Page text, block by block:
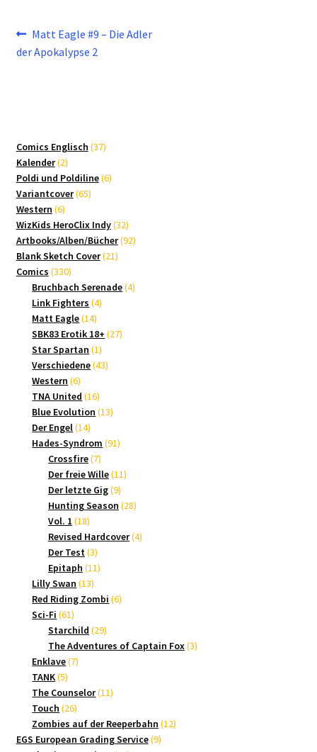
Beitragsnavigation
Vorheriger
Beitrag:
Matt Eagle #9 – Die Adler
der Apokalypse 2
Comics Englisch 3737
Kalender 22
Produkte
Poldi und Poldiline 66
Variantcover 6565
Western 66
Produkte
WizKids HeroClix Indy 3232
Produkte
Artbooks/Alben/Bücher 9292
Blank Sketch Cover 2121
Comics 330330
Produkte
Bruchbach Serenade 44
Link Fighters 44
Matt Eagle 1414
Produkte
SBK83 Erotik 18+ 2727
Star Spartan 11
Produkt
Verschiedene 4343
Western 66
Produkte
TNA United 1616
Produkte
Blue Evolution 1313
Der Engel 1414
Produkte
Hades-Syndrom 9191
Crossfire 77
Produkte
Der freie Wille 1111
Der letzte Gig 99
Produkte
Hunting Season 2828
Vol. 1 1818
Produkte
Revised Hardcover 44
Der Test 33
Produkte
Epitaph 1111
Lilly Swan 1313
Produkte
Red Riding Zombi 66
Sci-Fi 6161
Produkte
Starchild 2929
Produkte
The Adventures of Captain Fox 33
Enklave 77
TANK 55
Produkte
The Counselor 1111
Touch 2626
Produkte
Zombies auf der Reeperbahn 1212
EGS European Grading Service 99